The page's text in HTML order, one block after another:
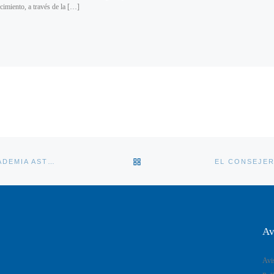
a través de la […]
VOLVER A LA LISTA DE